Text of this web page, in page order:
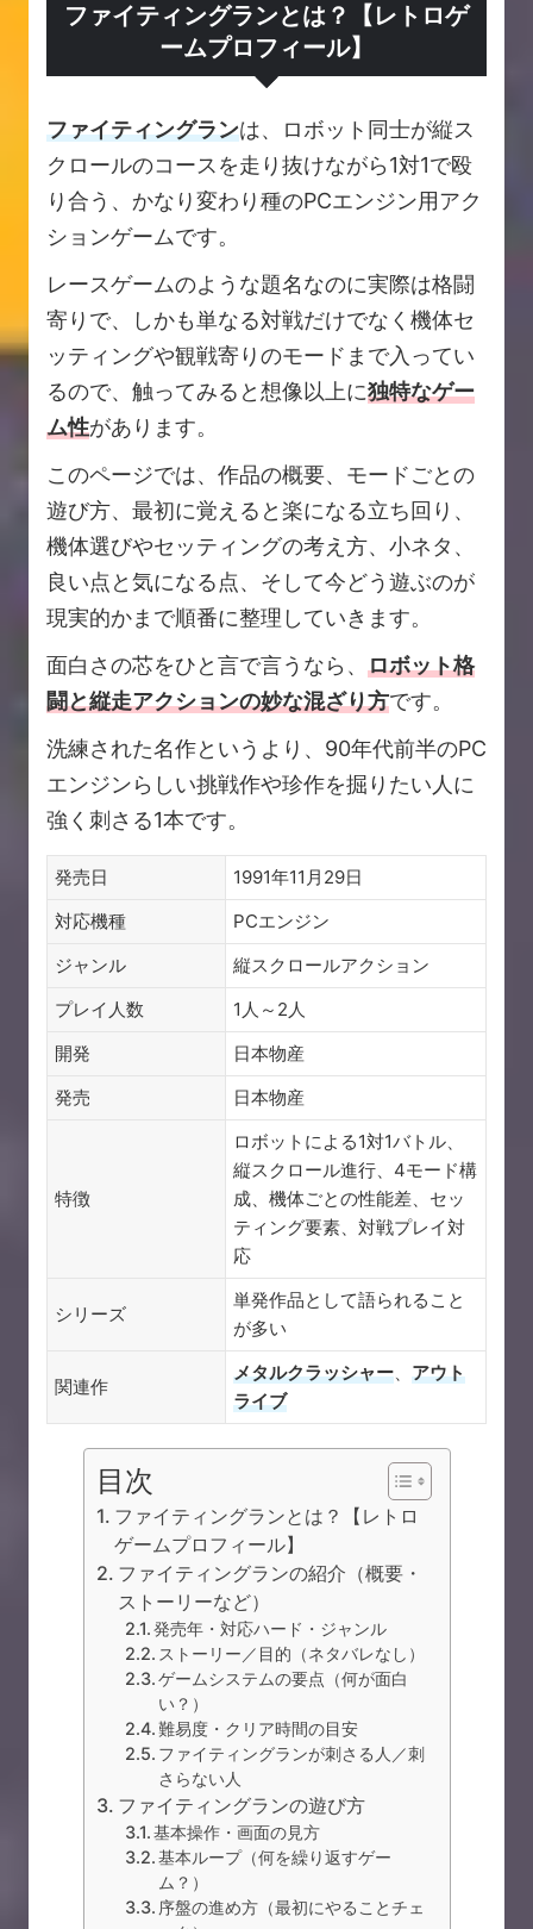
ファイティングランとは？【レトロゲ
ームプロフィール】
ファイティングランは、ロボット同士が縦ス
クロールのコースを走り抜けながら1対1で殴
り合う、かなり変わり種のPCエンジン用アク
ションゲームです。
レースゲームのような題名なのに実際は格闘
寄りで、しかも単なる対戦だけでなく機体セ
ッティングや観戦寄りのモードまで入ってい
るので、触ってみると想像以上に独特なゲー
ム性があります。
このページでは、作品の概要、モードごとの
遊び方、最初に覚えると楽になる立ち回り、
機体選びやセッティングの考え方、小ネタ、
良い点と気になる点、そして今どう遊ぶのが
現実的かまで順番に整理していきます。
面白さの芯をひと言で言うなら、 ロボット格
闘と縦走アクションの妙な混ざり方です。
洗練された名作というより、90年代前半のPC
エンジンらしい挑戦作や珍作を掘りたい人に
強く刺さる1本です。
発売日
1991年11月29日
対応機種
PCエンジン
ジャンル
縦スクロールアクション
プレイ人数
1人～2人
開発
日本物産
発売
日本物産
特徴
ロボットによる1対1バトル、
縦スクロール進行、4モード構
成、機体ごとの性能差、セッ
ティング要素、対戦プレイ対
応
シリーズ
単発作品として語られること
が多い
関連作
メタルクラッシャー、 アウト
ライブ
目次
ファイティングランとは？【レトロ
ゲームプロフィール】
ファイティングランの紹介（概要・
ストーリーなど）
発売年・対応ハード・ジャンル
ストーリー／目的（ネタバレなし）
ゲームシステムの要点（何が面白
い？）
難易度・クリア時間の目安
ファイティングランが刺さる人／刺
さらない人
ファイティングランの遊び方
基本操作・画面の見方
基本ループ（何を繰り返すゲー
ム？）
序盤の進め方（最初にやることチェ